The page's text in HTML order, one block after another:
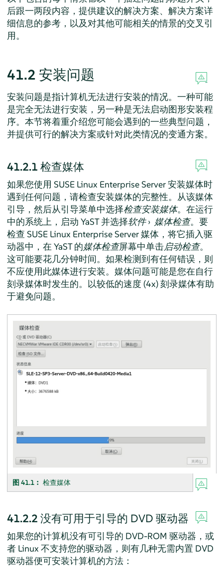
后跟一两段内容，提供建议的解决方案、解决方案详
细信息的参考，以及对其他可能相关的情景的交叉引
用。
41.2 安装问题
安装问题是指计算机无法进行安装的情况。一种可能
是完全无法进行安装，另一种是无法启动图形安装程
序。本节将着重介绍您可能会遇到的一些典型问题，
并提供可行的解决方案或针对此类情况的变通方案。
41.2.1 检查媒体
如果您使用 SUSE Linux Enterprise Server安装媒体时
遇到任何问题，请检查安装媒体的完整性。从该媒体
引导，然后从引导菜单中选择检查安装媒体。在运行
中的系统上，启动 YaST 并选择软件› 媒体检查。要
检查 SUSE Linux Enterprise Server媒体，将它插入驱
动器中，在 YaST 的媒体检查屏幕中单击启动检查。
这可能要花几分钟时间。如果检测到有任何错误，则
不应使用此媒体进行安装。媒体问题可能是您在自行
刻录媒体时发生的。以较低的速度 (4x) 刻录媒体有助
于避免问题。
图 41.1︰ 检查媒体
41.2.2 没有可用于引导的 DVD 驱动器
如果您的计算机没有可引导的 DVD-ROM 驱动器，或
者 Linux 不支持您的驱动器，则有几种无需内置 DVD
驱动器便可安装计算机的方法：